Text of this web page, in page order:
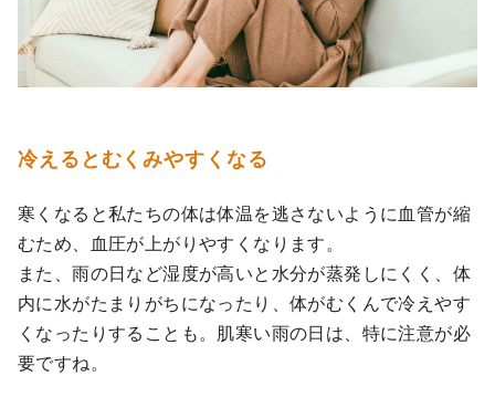
冷えるとむくみやすくなる
寒くなると私たちの体は体温を逃さないように血管が縮
むため、血圧が上がりやすくなります。
また、雨の日など湿度が高いと水分が蒸発しにくく、体
内に水がたまりがちになったり、体がむくんで冷えやす
くなったりすることも。肌寒い雨の日は、特に注意が必
要ですね。